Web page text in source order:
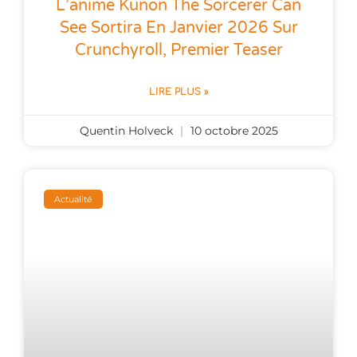
L’anime Kunon The Sorcerer Can
See Sortira En Janvier 2026 Sur
Crunchyroll, Premier Teaser
LIRE PLUS »
Quentin Holveck 10 octobre 2025
Actualité